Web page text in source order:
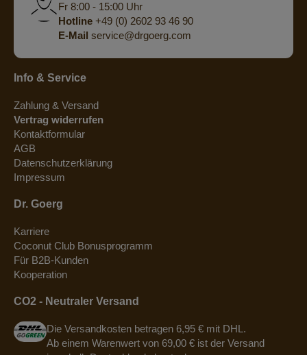
Fr 8:00 - 15:00 Uhr
Hotline +49 (0) 2602 93 46 90
E-Mail service@drgoerg.com
Info & Service
Zahlung & Versand
Vertrag widerrufen
Kontaktformular
AGB
Datenschutzerklärung
Impressum
Dr. Goerg
Karriere
Coconut Club Bonusprogramm
Für B2B-Kunden
Kooperation
CO2 - Neutraler Versand
Die Versandkosten betragen 6,95 € mit DHL.
Ab einem Warenwert von 69,00 € ist der Versand